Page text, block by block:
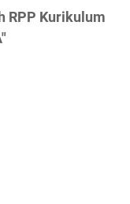
RPP Kurikulum